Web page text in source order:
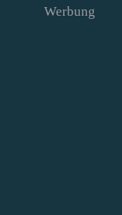
Werbung